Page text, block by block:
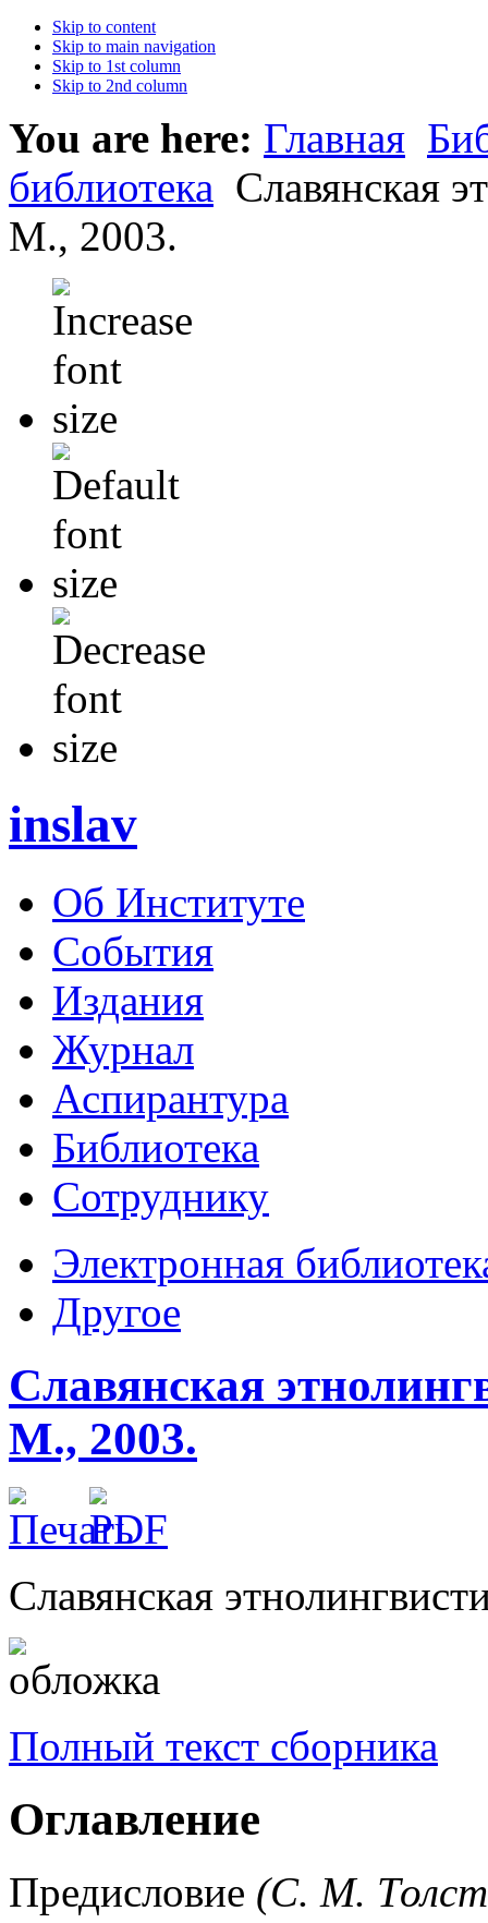
Skip to content
Skip to main navigation
Skip to 1st column
Skip to 2nd column
You are here: Главная
библиотека Славянская
М., 2003.
inslav
Об Институте
События
Издания
Журнал
Аспирантура
Библиотека
Сотруднику
Электронная
Другое
Славянская
М., 2003.
Славянская
Полный текст сборника
Оглавление
Предисловие (С. М.